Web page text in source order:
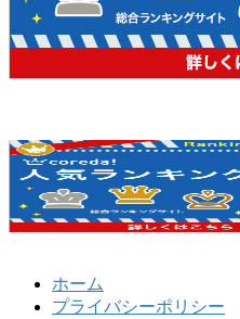
ホーム
プライバシーポリシー